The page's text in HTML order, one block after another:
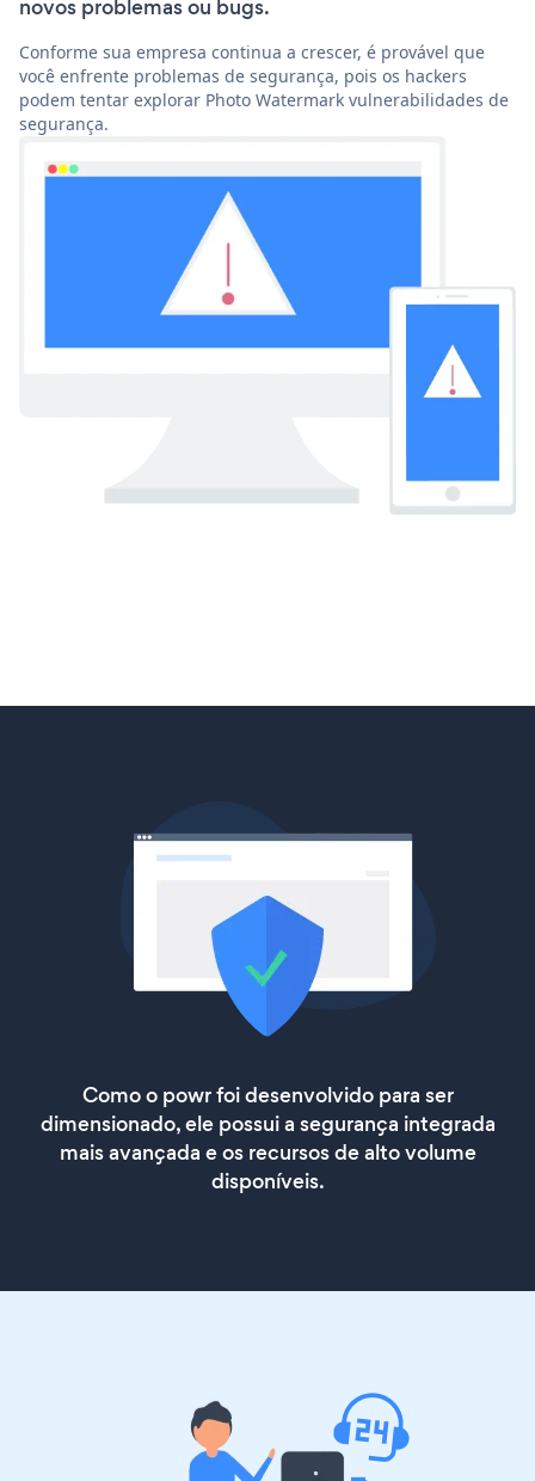
novos problemas ou bugs.
Conforme sua empresa continua a crescer, é provável que
você enfrente problemas de segurança, pois os hackers
podem tentar explorar Photo Watermark vulnerabilidades de
segurança.
Como o powr foi desenvolvido para ser
dimensionado, ele possui a segurança integrada
mais avançada e os recursos de alto volume
disponíveis.